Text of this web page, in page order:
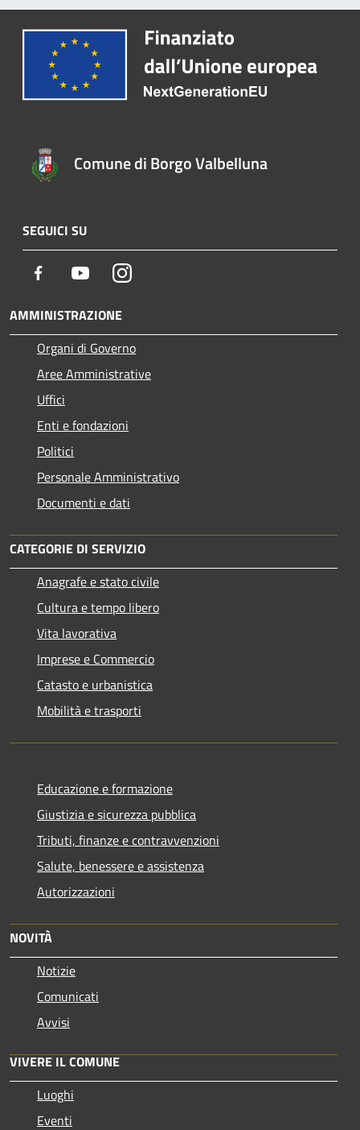
Comune di Borgo Valbelluna
SEGUICI SU
Facebook YoutubeInstagram
AMMINISTRAZIONE
Organi di Governo
Aree Amministrative
Uffici
Enti e fondazioni
Politici
Personale Amministrativo
Documenti e dati
CATEGORIE DI SERVIZIO
Anagrafe e stato civile
Cultura e tempo libero
Vita lavorativa
Imprese e Commercio
Catasto e urbanistica
Mobilità e trasporti
Educazione e formazione
Giustizia e sicurezza pubblica
Tributi, finanze e contravvenzioni
Salute, benessere e assistenza
Autorizzazioni
NOVITÀ
Notizie
Comunicati
Avvisi
VIVERE IL COMUNE
Luoghi
Eventi